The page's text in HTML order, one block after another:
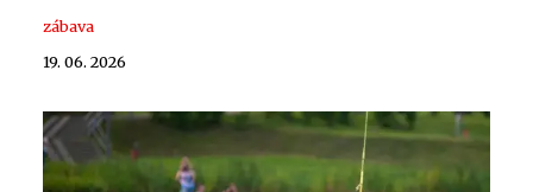
zábava
19. 06. 2026